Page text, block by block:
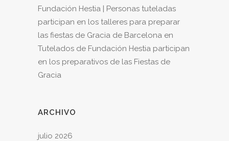
Fundación Hestia | Personas tuteladas
participan en los talleres para preparar
las fiestas de Gracia de Barcelona en
Tutelados de Fundación Hestia participan
en los preparativos de las Fiestas de
Gracia
ARCHIVO
julio 2026